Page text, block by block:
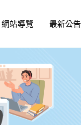
網站導覽 最新公告